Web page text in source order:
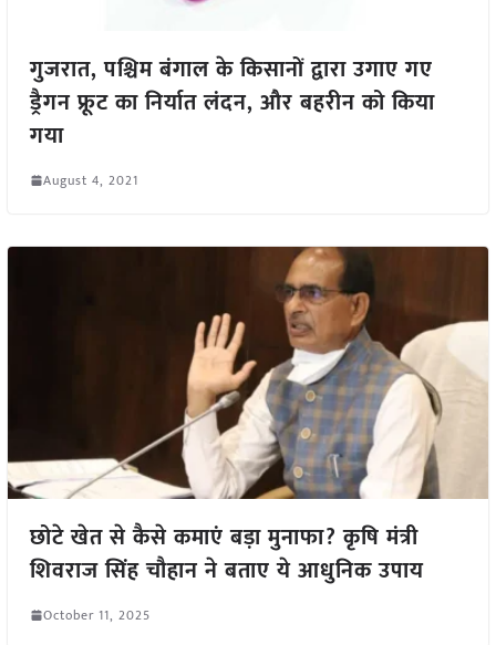
गुजरात, पश्चिम बंगाल के किसानों द्वारा उगाए गए
ड्रैगन फ्रूट का निर्यात लंदन, और बहरीन को किया
गया
August 4, 2021
छोटे खेत से कैसे कमाएं बड़ा मुनाफा? कृषि मंत्री
शिवराज सिंह चौहान ने बताए ये आधुनिक उपाय
October 11, 2025